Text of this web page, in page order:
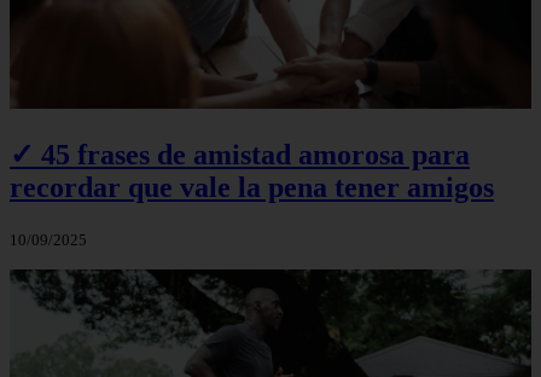
✓ 45 frases de amistad amorosa para
recordar que vale la pena tener amigos
10/09/2025